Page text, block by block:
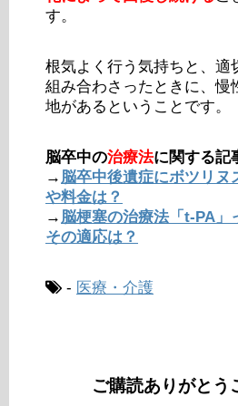
す。
根気よく行う気持ちと、適
組み合わさったときに、慢
地があるということです。
脳卒中の治療法に関する記
→ 脳卒中後遺症にボツリヌ
や料金は？
→ 脳梗塞の治療法「t-PA」
その適応は？
- 医療・介護
ご購読ありがとう